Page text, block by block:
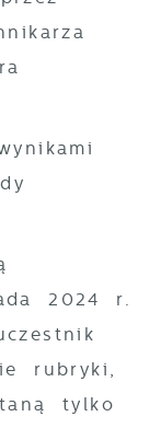
2024 r.
rubryki,
tylko
usług.
treści w